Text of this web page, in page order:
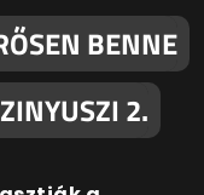
BENNE
2.